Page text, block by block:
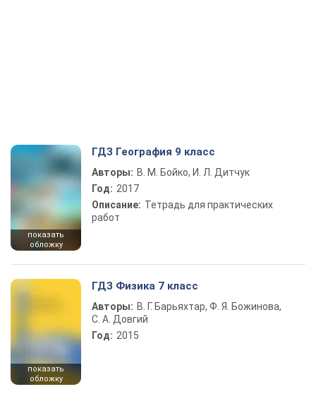
показать
обложку
ГДЗ География 9 класс
Авторы: В. М. Бойко, И. Л. Дитчук
Год: 2017
Описание: Тетрадь для практических
работ
показать
обложку
ГДЗ Физика 7 класс
Авторы: В. Г. Барьяхтар, Ф. Я. Божинова,
С. А. Довгий
Год: 2015